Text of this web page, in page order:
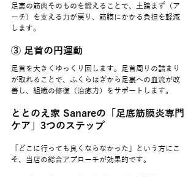
足裏の筋肉そのものを鍛えることで、土踏まず（ア
ーチ）を支える力が戻り、筋膜にかかる負担を軽減
します。
③ 足首の円運動
足首を大きくゆっくり回します。足首周りの詰まり
が取れることで、ふくらはぎから足裏への血流が改
善し、組織の修復（治癒力）をサポートします。
ととのえ家 Sanareの「足底筋膜炎専門
ケア」3つのステップ
「どこに行っても良くならなかった」という方にこ
そ、当店の総合アプローチが効果的です。